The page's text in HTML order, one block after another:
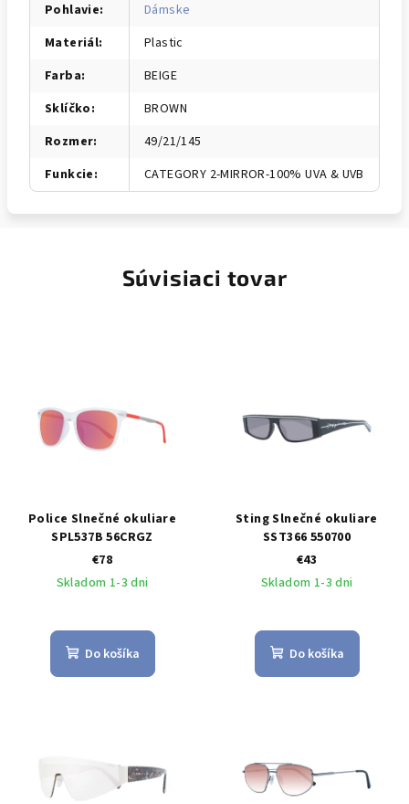
Pohlavie:
Dámske
Materiál:
Plastic
Farba:
BEIGE
Sklíčko:
BROWN
Rozmer:
49/21/145
Funkcie: CATEGORY 2-MIRROR-100% UVA & UVB
Súvisiaci tovar
Police Slnečné okuliare
SPL537B 56CRGZ
€78
Skladom 1-3 dni
Do košíka
Sting Slnečné okuliare
SST366 550700
€43
Skladom 1-3 dni
Do košíka